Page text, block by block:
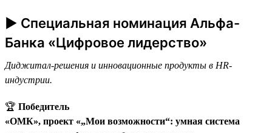
► Специальная номинация Альфа-
Банка «Цифровое лидерство»
Диджитал-решения и инновационные продукты в HR-
индустрии.
🏆 Победитель
«ОМК», проект «„Мои возможности“: умная система